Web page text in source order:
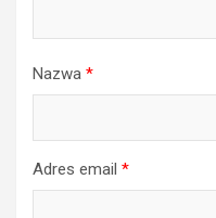
Nazwa *
Adres email *